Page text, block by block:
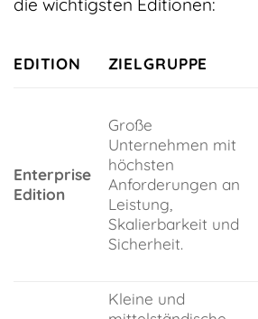
EDITION ZIELGRUPPE
Enterprise
Edition
Große
Unternehmen mit
höchsten
Anforderungen an
Leistung,
Skalierbarkeit und
Sicherheit.
Kleine und